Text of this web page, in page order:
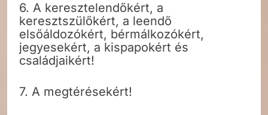
6. A keresztelendőkért, a
keresztszülőkért, a leendő
elsőáldozókért, bérmálkozókért,
jegyesekért, a kispapokért és
családjaikért!
7. A megtérésekért!